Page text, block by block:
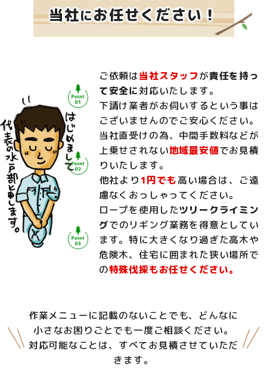
当社にお任せください！
ご依頼は当社スタッフが責任を持っ
て安全に対応いたします。
下請け業者がお伺いするという事は
ございませんのでご安心ください。
当社直受けの為、中間手数料などが
上乗せされない地域最安値でお見積
りいたします。
他社より 1円でも高い場合は、ご遠
慮なくおっしゃってください。
ロープを使用したツリークライミン
グでのリギング業務を得意としてい
ます。特に大きくなり過ぎた高木や
危険木、住宅に囲まれた狭い場所で
の特殊伐採もお任せください。
作業メニューに記載のないことでも、どんなに
小さなお困りごとでも一度ご相談ください。
対応可能なことは、すべてお見積させていただ
きます。